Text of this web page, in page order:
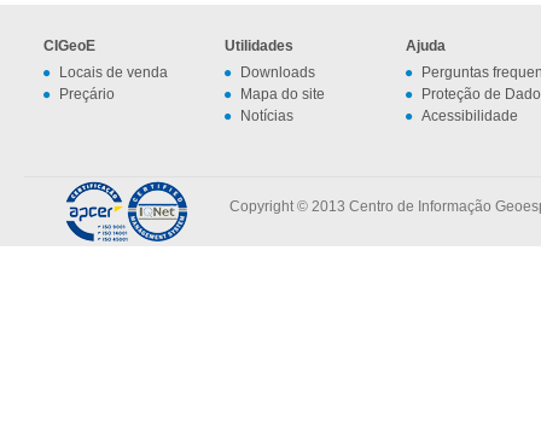
CIGeoE
Locais de venda
Preçário
Utilidades
Downloads
Mapa do site
Notícias
Ajuda
Perguntas
Proteção de
Acessibilidade
Copyright © 2013 Centro de Informação